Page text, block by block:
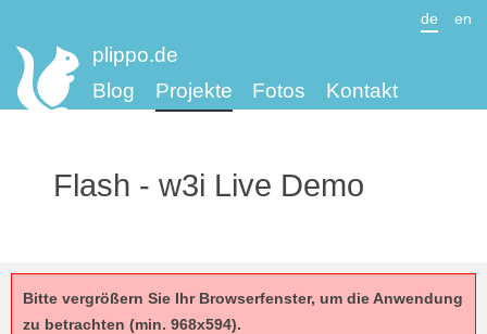
plippo.de
Blog
Projekte Fotos Kontakt
de en
Flash - w3i Live Demo
Bitte vergrößern Sie Ihr Browserfenster, um die Anwendung
zu betrachten (min. 968x594).